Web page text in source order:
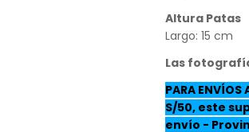
Altura Patas
Largo: 15 cm
Las
PARA
S/50, este
envío -